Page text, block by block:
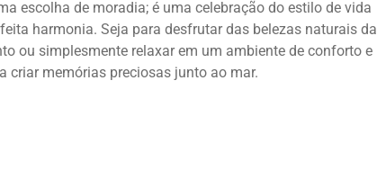
escolha de moradia; é uma celebração do estilo de vida
harmonia. Seja para desfrutar das belezas naturais da
ou simplesmente relaxar em um ambiente de conforto e
criar memórias preciosas junto ao mar.